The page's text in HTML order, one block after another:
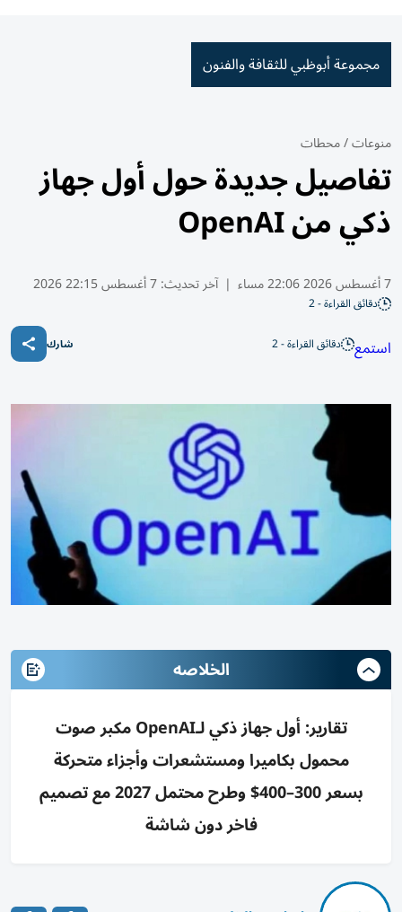
مجموعة أبوظبي للثقافة والفنون
منوعات/محطات
تفاصيل جديدة حول أول جهاز
ذكي من OpenAI
7 أغسطس 2026 22:06 مساء | آخر تحديث:7 أغسطس 22:15 2026
دقائق القراءة - 2
استمع دقائق القراءة - 2 شارك
الخلاصه
تقارير: أول جهاز ذكي لـOpenAI مكبر صوت
محمول بكاميرا ومستشعرات وأجزاء متحركة
بسعر 300–400$ وطرح محتمل 2027 مع تصميم
فاخر دون شاشة